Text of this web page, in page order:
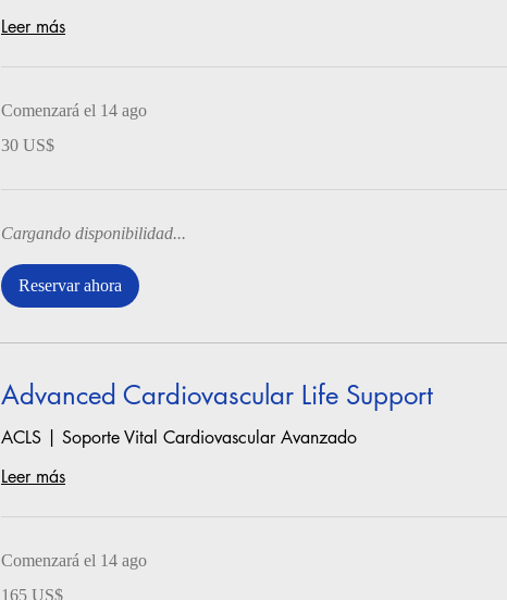
Leer más
Comenzará el 14 ago
dólares
30 US$
Cargando disponibilidad...
Reservar ahora
Advanced Cardiovascular Life Support
ACLS | Soporte Vital Cardiovascular Avanzado
Leer más
Comenzará el 14 ago
dólares
165 US$